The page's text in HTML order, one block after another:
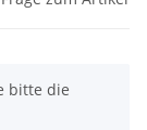
bitte die